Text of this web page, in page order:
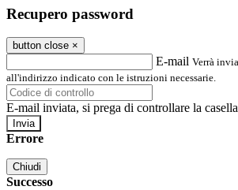
Recupero password
button close ×
E-mail Verrà
all'indirizzo indicato con le istruzioni necessarie.
E-mail inviata, si prega di controllare la
Errore
Chiudi
Successo